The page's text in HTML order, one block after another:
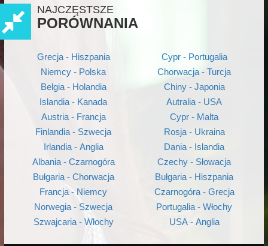
NAJCZĘSTSZE
PORÓWNANIA
Grecja - Hiszpania
Niemcy - Polska
Belgia - Holandia
Islandia - Kanada
Austria - Francja
Finlandia - Szwecja
Irlandia - Anglia
Albania - Czarnogóra
Bułgaria - Chorwacja
Francja - Niemcy
Norwegia - Szwecja
Szwajcaria - Włochy
Cypr - Portugalia
Chorwacja - Turcja
Chiny - Japonia
Autralia - USA
Cypr - Malta
Rosja - Ukraina
Dania - Islandia
Czechy - Słowacja
Bułgaria - Hiszpania
Czarnogóra - Grecja
Portugalia - Włochy
USA - Anglia